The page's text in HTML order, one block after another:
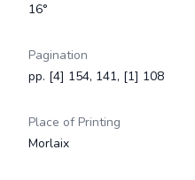
16°
Pagination
pp. [4] 154, 141, [1] 108
Place of Printing
Morlaix